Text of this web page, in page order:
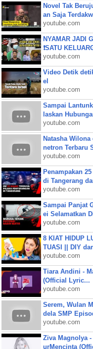
Novel Tak
an Saja
youtube.com
NYAMAR JADI
❗SATU
youtube.com
Video Detik
el
youtube.com
Sampai
laskan
youtube.com
Natasha
netron Terbaru
youtube.com
Penampakan
di Tangerang
youtube.com
Sampai Panjat
ei Selamatkan
youtube.com
8 KIAT HIDUP
TUASI || DIY
youtube.com
Tiara Andini -
(Official Lyric...
youtube.com
Serem, Wulan
dela SMP
youtube.com
Ziva Magnolya
urMencinta